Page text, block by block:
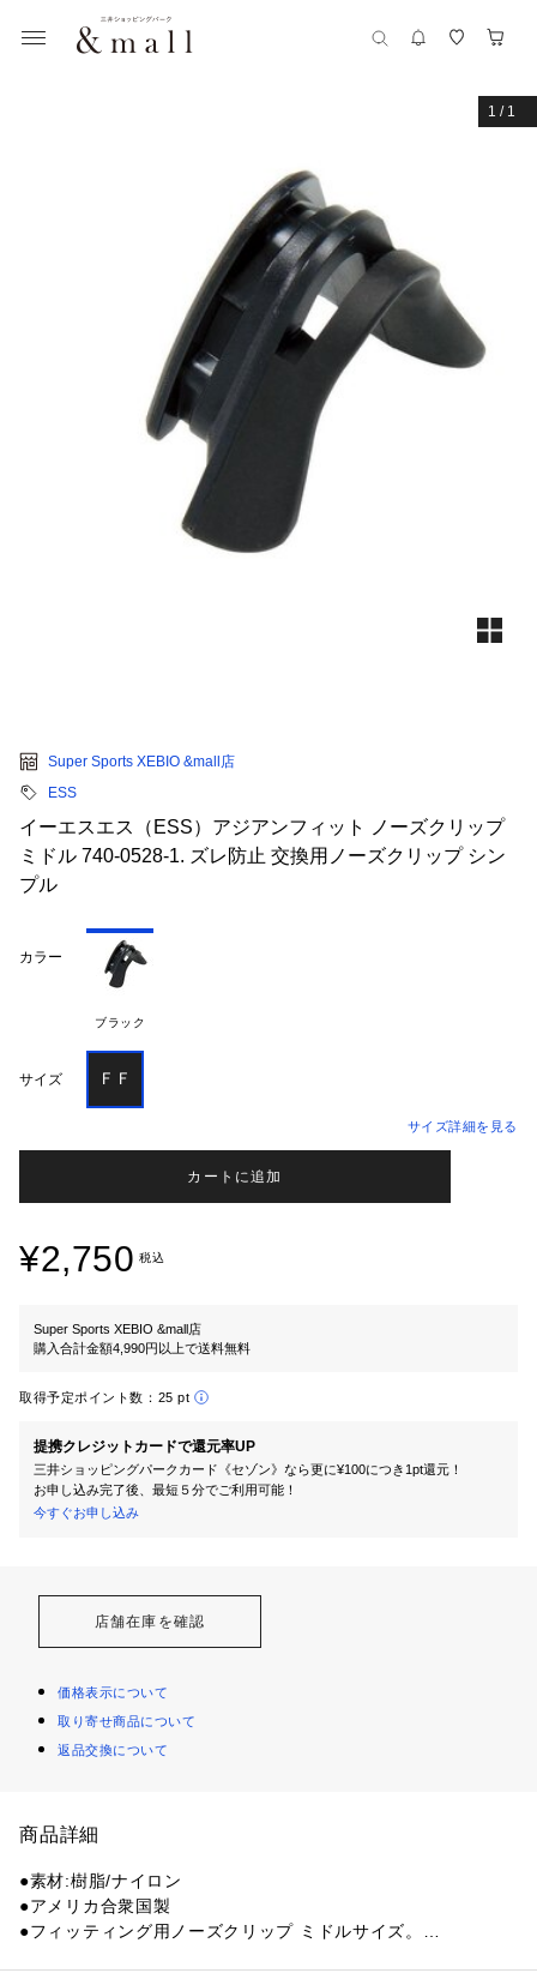
1 / 1
Super Sports XEBIO &mall店
ESS
イーエスエス（ESS）アジアンフィット ノーズクリップ
ミドル 740-0528-1. ズレ防止 交換用ノーズクリップ シン
プル
カラー
ブラック
サイズ ＦＦ
サイズ詳細を見る
カートに追加
¥2,750 税込
Super Sports XEBIO &mall店
購入合計金額4,990円以上で送料無料
取得予定ポイント数： 25 pt
提携クレジットカードで還元率UP
三井ショッピングパークカード《セゾン》なら更に¥100につき1pt還元！
お申し込み完了後、最短５分でご利用可能！
今すぐお申し込み
店舗在庫を確認
価格表示について
取り寄せ商品について
返品交換について
商品詳細
●素材:樹脂/ナイロン
●アメリカ合衆国製
●フィッティング用ノーズクリップ ミドルサイズ。